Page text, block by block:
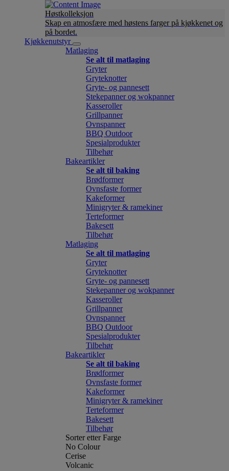
Høstkolleksjon
Skap en atmosfære med høstens farger på kjøkkenet og
på bordet.
Kjøkkenutstyr
Matlaging
Se alt til matlaging
Gryter
Gryteknotter
Gryte- og pannesett
Stekepanner og wokpanner
Kasseroller
Grillpanner
Ovnspanner
BBQ Outdoor
Spesialprodukter
Tilbehør
Bakeartikler
Se alt til baking
Brødformer
Ovnsfaste former
Kakeformer
Minigryter & ramekiner
Terteformer
Bakesett
Tilbehør
Matlaging
Se alt til matlaging
Gryter
Gryteknotter
Gryte- og pannesett
Stekepanner og wokpanner
Kasseroller
Grillpanner
Ovnspanner
BBQ Outdoor
Spesialprodukter
Tilbehør
Bakeartikler
Se alt til baking
Brødformer
Ovnsfaste former
Kakeformer
Minigryter & ramekiner
Terteformer
Bakesett
Tilbehør
Sorter etter Farge
No Colour
Cerise
Volcanic